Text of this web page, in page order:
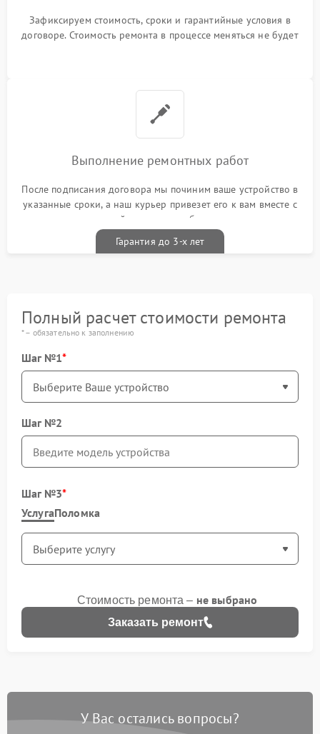
Зафиксируем стоимость, сроки и гарантийные условия в
договоре. Стоимость ремонта в процессе меняться не будет
Выполнение ремонтных работ
После подписания договора мы починим ваше устройство в
указанные сроки, а наш курьер привезет его к вам вместе с
гарантийным талоном бесплатно
Гарантия до 3-х лет
Полный расчет стоимости ремонта
* – обязательно к заполнению
Шаг №1
Шаг №2
Шаг №3
УслугаПоломка
Заказать ремонт
Стоимость ремонта – не выбрано
У Вас остались вопросы?